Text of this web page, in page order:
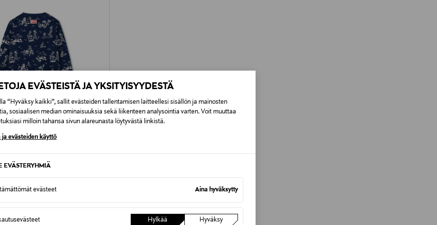
EVÄSTEISTÄ JA YKSITYISYYDESTÄ
“Hyväksy kaikki”, sallit evästeiden tallentamisen laitteellesi sisällön ja mainosten
sosiaalisen median ominaisuuksia sekä liikenteen analysointia varten. Voit muuttaa
milloin tahansa sivun alareunasta löytyvästä linkistä.
ja evästeiden käyttö
EVÄSTERYHMIÄ
evästeet Aina hyväksytty
Hylkää Hyväksy
Price
€